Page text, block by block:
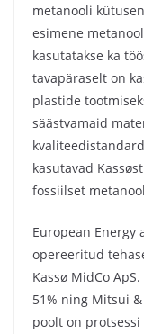
metanooli
esimene
kasutatakse ka
tavapäraselt on
plastide
säästvamaid
kasutavad
fossiilset
European Energy
opereeritud
Kassø MidCo
51% ning Mitsui
poolt on